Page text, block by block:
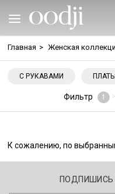
Главная > Женская
С РУКАВАМИ
Фильтр 1
К сожалению, по
ПОДПИШИСЬ